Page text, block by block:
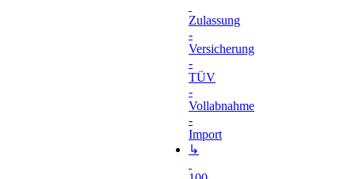
Zulassung
-
Versicherung
-
TÜV
-
Vollabnahme
-
Import
↳